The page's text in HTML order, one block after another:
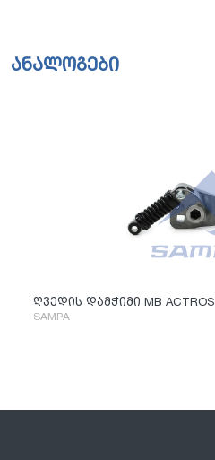
ანალოგები
ღვედის დამჭიმი MB ACTROS
SAMPA